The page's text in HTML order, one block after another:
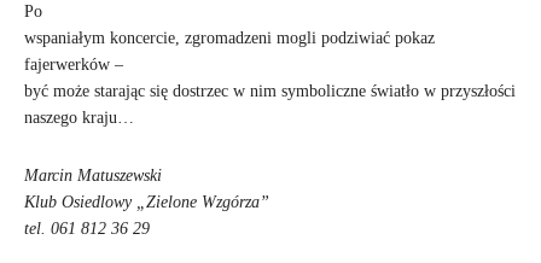
Po
wspaniałym koncercie, zgromadzeni mogli podziwiać pokaz
fajerwerków –
być może starając się dostrzec w nim symboliczne światło w przyszłości
naszego kraju…
Marcin Matuszewski
Klub Osiedlowy „Zielone Wzgórza”
tel. 061 812 36 29